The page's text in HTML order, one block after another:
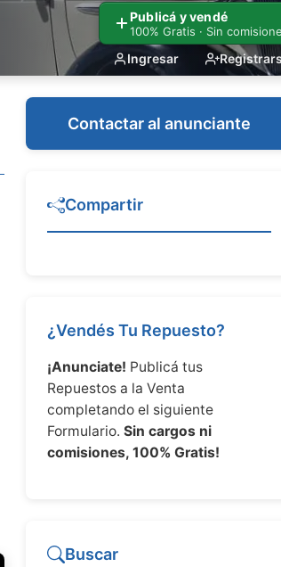
Publicá y vendé
100% Gratis · Sin
Ingresar
Contactar al anunciante
Compartir
¿Vendés Tu Repuesto?
¡Anunciate! Publicá tus
Repuestos a la Venta
completando el siguiente
Formulario. Sin cargos ni
comisiones, 100% Gratis!
Buscar